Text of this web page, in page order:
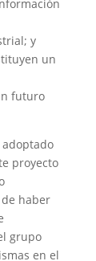
y
un
futuro
adoptado
proyecto
haber
grupo
en el